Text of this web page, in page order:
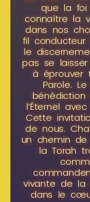
que la foi
connaître la
dans nos
fil
le
pas se
à éprouver
Parole.
l’Éternel
Cette
de nous.
un chemin de
la Torah
vivante de la
dans le